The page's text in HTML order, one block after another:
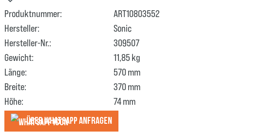
Produktnummer:
ART10803552
Hersteller:
Sonic
Hersteller-Nr.:
309507
Gewicht:
11,85 kg
Länge:
570 mm
Breite:
370 mm
Höhe:
74 mm
Über WhatsApp anfragеn